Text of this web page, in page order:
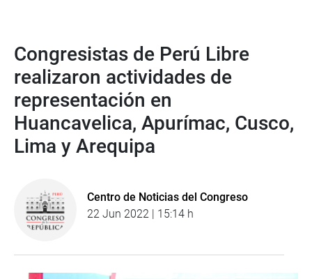
Congresistas de Perú Libre
realizaron actividades de
representación en
Huancavelica, Apurímac, Cusco,
Lima y Arequipa
Centro de Noticias del Congreso
22 Jun 2022 | 15:14 h